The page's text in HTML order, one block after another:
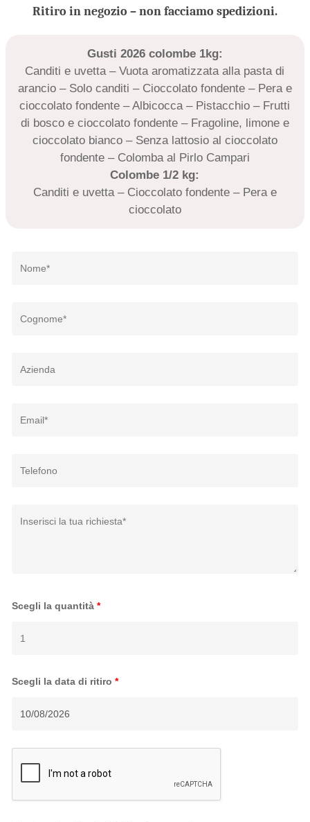
Ritiro in negozio – non facciamo spedizioni.
Gusti 2026 colombe 1kg:
Canditi e uvetta – Vuota aromatizzata alla pasta di
arancio – Solo canditi – Cioccolato fondente – Pera e
cioccolato fondente – Albicocca – Pistacchio – Frutti
di bosco e cioccolato fondente – Fragoline, limone e
cioccolato bianco – Senza lattosio al cioccolato
fondente – Colomba al Pirlo Campari
Colombe 1/2 kg:
Canditi e uvetta – Cioccolato fondente – Pera e
cioccolato
Scegli la quantità*
Scegli la data di ritiro*